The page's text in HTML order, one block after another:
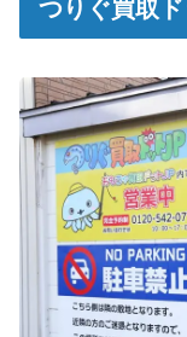
釣具買取クーポン
g-
使用
釣具買取クーポン g-
迄）
シマノ 電動リール 20
未使用
釣具買取クーポン g-
シマノ 電動リール
未使用
釣具買取クーポン g-
シマノ フライロッ
釣具買取クーポン g-
迄）
つりぐ買取